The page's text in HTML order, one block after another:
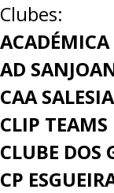
Clubes:
AD
CAA
CLIP
CLUBE DOS
CP